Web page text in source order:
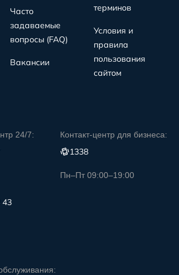
Часто
задаваемые
вопросы (FAQ)
Вакансии
терминов
Условия и
правила
пользования
сайтом
24/7:
43
Контакт-центр для бизнеса:
1338
Пн–Пт 09:00–19:00